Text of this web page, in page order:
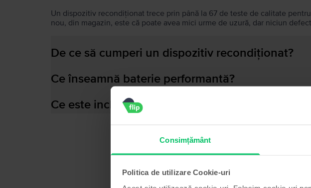
Consimțământ
Politica de utilizare Cookie-uri
Un dispozitiv recondiționat trece prin până la 67 de teste de calitate
nou, din magazin, este că poate avea mici urme de uzură, dar niciun
De ce să cumperi un dispozitiv recondiționat?
Ce înseamnă baterie performantă?
Ce este inclus în cutia dispozitivului?
Produse